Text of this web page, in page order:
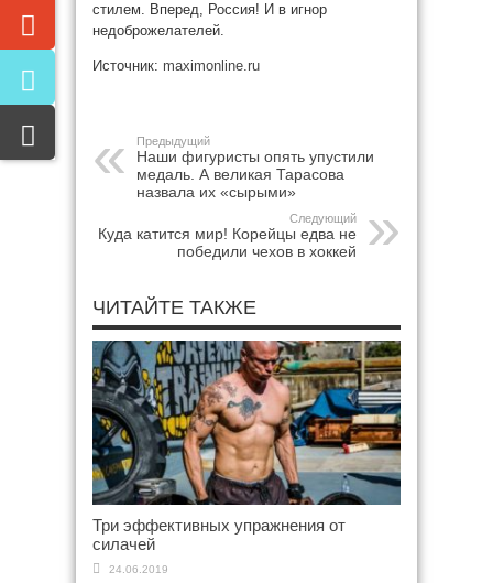
стилем. Вперед, Россия! И в игнор
недоброжелателей.
Источник: maximonline.ru
Предыдущий
Наши фигуристы опять упустили
медаль. А великая Тарасова
назвала их «сырыми»
Следующий
Куда катится мир! Корейцы едва не
победили чехов в хоккей
ЧИТАЙТЕ ТАКЖЕ
Три эффективных упражнения от
силачей
24.06.2019